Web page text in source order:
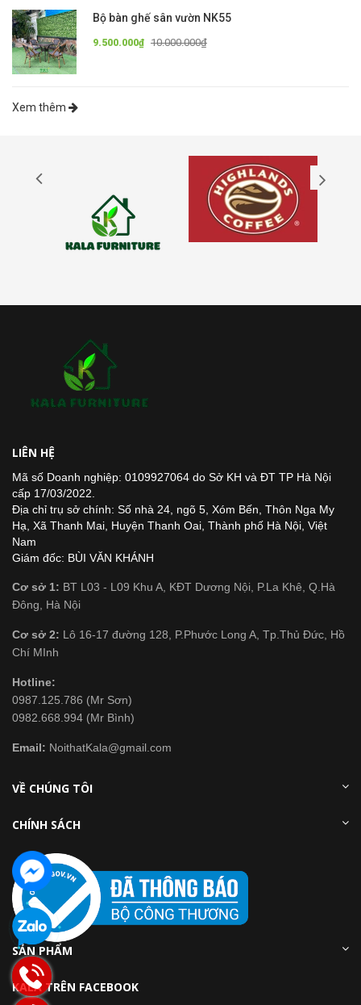
Bộ bàn ghế sân vườn NK55
9.500.000₫ 10.000.000₫
Xem thêm
LIÊN HỆ
Mã số Doanh nghiệp: 0109927064 do Sở KH và ĐT TP Hà Nội
cấp 17/03/2022.
Địa chỉ trụ sở chính: Số nhà 24, ngõ 5, Xóm Bến, Thôn Nga My
Hạ, Xã Thanh Mai, Huyện Thanh Oai, Thành phố Hà Nội, Việt
Nam
Giám đốc: BÙI VĂN KHÁNH
Cơ sở 1: BT L03 - L09 Khu A, KĐT Dương Nội, P.La Khê, Q.Hà
Đông, Hà Nội
Cơ sở 2: Lô 16-17 đường 128, P.Phước Long A, Tp.Thủ Đức, Hồ
Chí MInh
Hotline:
0987.125.786 (Mr Sơn)
0982.668.994 (Mr Bình)
Email: NoithatKala@gmail.com
VỀ CHÚNG TÔI
CHÍNH SÁCH
SẢN PHẨM
KALA TRÊN FACEBOOK